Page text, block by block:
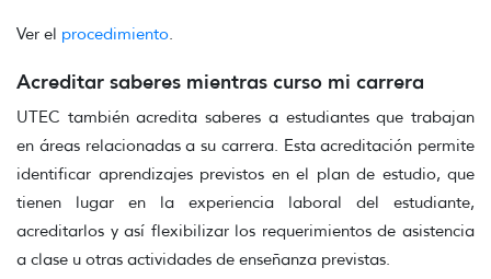
Ver el procedimiento.
Acreditar saberes mientras curso mi carrera
UTEC también acredita saberes a estudiantes que trabajan
en áreas relacionadas a su carrera. Esta acreditación permite
identificar aprendizajes previstos en el plan de estudio, que
tienen lugar en la experiencia laboral del estudiante,
acreditarlos y así flexibilizar los requerimientos de asistencia
a clase u otras actividades de enseñanza previstas.